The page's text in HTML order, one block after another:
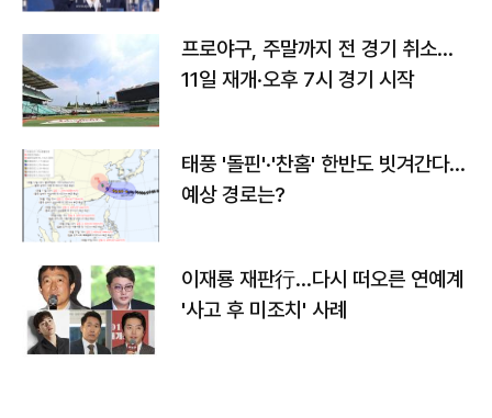
프로야구, 주말까지 전 경기 취소…
11일 재개·오후 7시 경기 시작
태풍 '돌핀'·'찬홈' 한반도 빗겨간다…
예상 경로는?
이재룡 재판行…다시 떠오른 연예계
'사고 후 미조치' 사례